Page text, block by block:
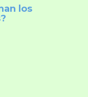
los